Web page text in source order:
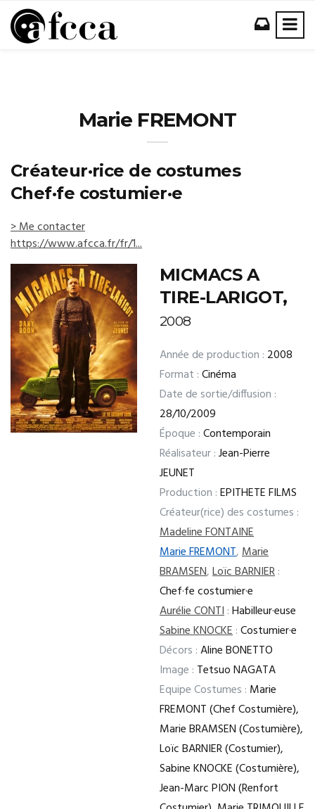
Marie FREMONT
Créateur·rice de costumes
Chef·fe costumier·e
> Me contacter
https://www.afcca.fr/fr/1...
MICMACS A
TIRE-LARIGOT,
2008
Année de production : 2008
Format :Cinéma
Date de sortie/diffusion :
28/10/2009
Époque :Contemporain
Réalisateur :Jean-Pierre
JEUNET
Production :EPITHETE FILMS
Créateur(rice) des costumes :
Madeline FONTAINE
Marie FREMONT,Marie
BRAMSEN,Loïc BARNIER:
Chef·fe costumier·e
Aurélie CONTI:Habilleur·euse
Sabine KNOCKE:Costumier·e
Décors :Aline BONETTO
Image : Tetsuo NAGATA
Equipe Costumes : Marie
FREMONT (Chef Costumière),
Marie BRAMSEN (Costumière),
Loïc BARNIER (Costumier),
Sabine KNOCKE (Costumière),
Jean-Marc PION (Renfort